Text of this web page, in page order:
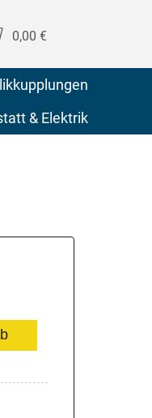
0,00 €
& Elektrik